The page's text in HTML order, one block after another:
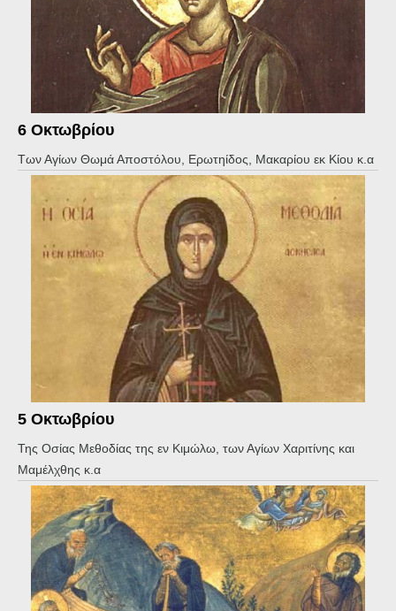
6 Οκτωβρίου
Των Αγίων Θωμά Αποστόλου, Ερωτηίδος, Μακαρίου εκ Κίου κ.α
5 Οκτωβρίου
Της Οσίας Μεθοδίας της εν Κιμώλω, των Αγίων Χαριτίνης και
Μαμέλχθης κ.α